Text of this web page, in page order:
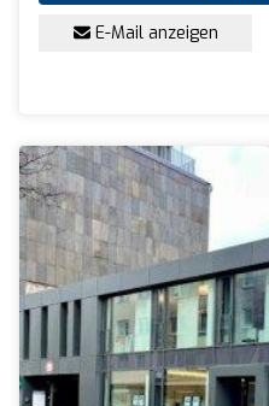
E-Mail anzeigen